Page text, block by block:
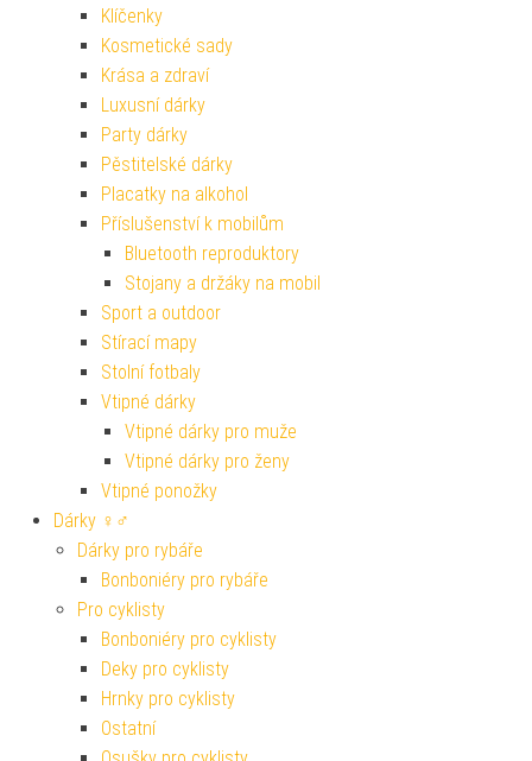
Klíčenky
Kosmetické sady
Krása a zdraví
Luxusní dárky
Party dárky
Pěstitelské dárky
Placatky na alkohol
Příslušenství k mobilům
Bluetooth reproduktory
Stojany a držáky na mobil
Sport a outdoor
Stírací mapy
Stolní fotbaly
Vtipné dárky
Vtipné dárky pro muže
Vtipné dárky pro ženy
Vtipné ponožky
Dárky ♀♂
Dárky pro rybáře
Bonboniéry pro rybáře
Pro cyklisty
Bonboniéry pro cyklisty
Deky pro cyklisty
Hrnky pro cyklisty
Ostatní